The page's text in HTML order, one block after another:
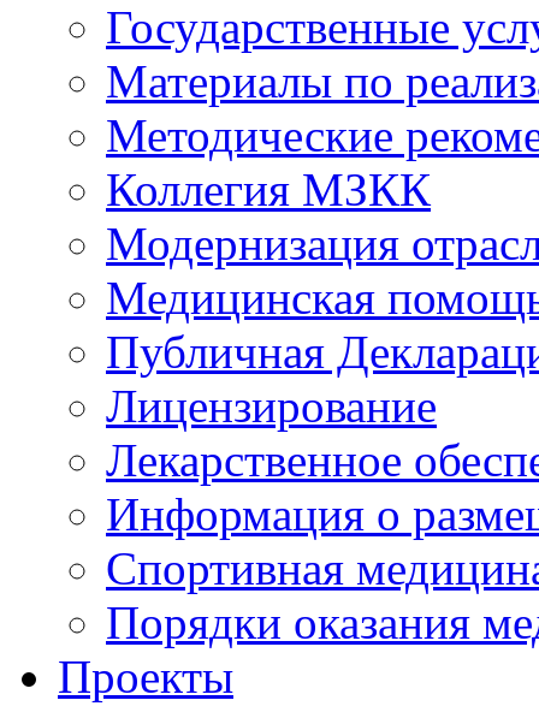
Государственные
Материалы по
Методические
Коллегия МЗКК
Модернизация
Медицинская
Публичная
Лицензирование
Лекарственное
Информация о
Спортивная
Порядки оказания
Проекты